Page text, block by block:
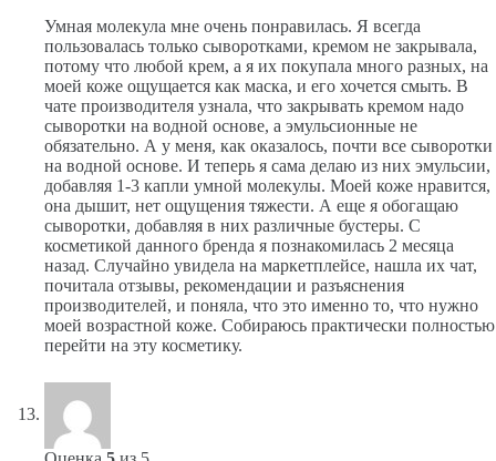
Умная молекула мне очень понравилась. Я всегда
пользовалась только сыворотками, кремом не закрывала,
потому что любой крем, а я их покупала много разных, на
моей коже ощущается как маска, и его хочется смыть. В
чате производителя узнала, что закрывать кремом надо
сыворотки на водной основе, а эмульсионные не
обязательно. А у меня, как оказалось, почти все сыворотки
на водной основе. И теперь я сама делаю из них эмульсии,
добавляя 1-3 капли умной молекулы. Моей коже нравится,
она дышит, нет ощущения тяжести. А еще я обогащаю
сыворотки, добавляя в них различные бустеры. С
косметикой данного бренда я познакомилась 2 месяца
назад. Случайно увидела на маркетплейсе, нашла их чат,
почитала отзывы, рекомендации и разъяснения
производителей, и поняла, что это именно то, что нужно
моей возрастной коже. Собираюсь практически полностью
перейти на эту косметику.